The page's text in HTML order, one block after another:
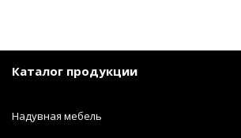
Каталог продукции
Надувная мебель